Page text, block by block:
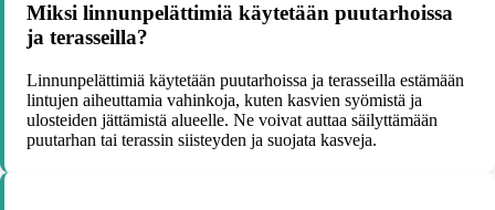
Miksi linnunpelättimiä käytetään puutarhoissa
ja terasseilla?
Linnunpelättimiä käytetään puutarhoissa ja terasseilla estämään
lintujen aiheuttamia vahinkoja, kuten kasvien syömistä ja
ulosteiden jättämistä alueelle. Ne voivat auttaa säilyttämään
puutarhan tai terassin siisteyden ja suojata kasveja.